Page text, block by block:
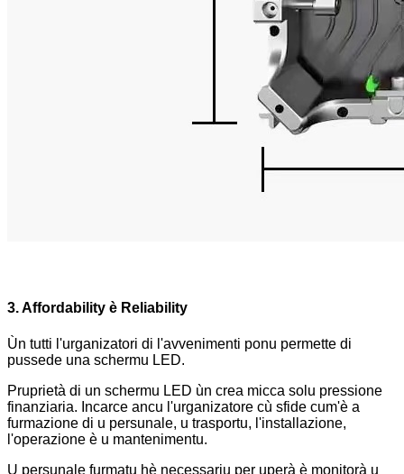
3. Affordability è Reliability
Ùn tutti l'urganizatori di l'avvenimenti ponu permette di
pussede una schermu LED.
Pruprietà di un schermu LED ùn crea micca solu pressione
finanziaria. Incarce ancu l'urganizatore cù sfide cum'è a
furmazione di u persunale, u trasportu, l'installazione,
l'operazione è u mantenimentu.
U persunale furmatu hè necessariu per uperà è monitorà u